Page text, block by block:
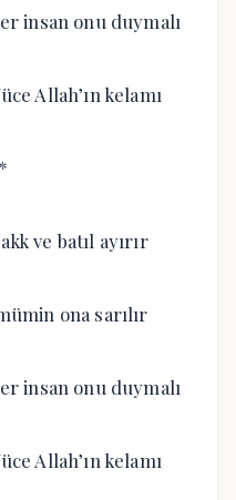
insan onu duymalı
Allah’ın kelamı
ve batıl ayırır
ona sarılır
insan onu duymalı
Allah’ın kelamı